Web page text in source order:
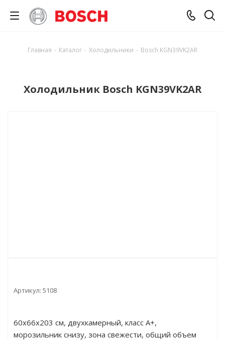
Главная - Каталог - Холодильники - Bosch KGN39VK2AR
Холодильник Bosch KGN39VK2AR
Артикул: 5108
60x66x203 см, двухкамерный, класс A+,
морозильник снизу, зона свежести, общий объем